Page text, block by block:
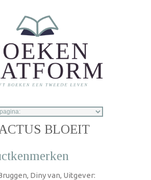
BLOEIT
Diny van, Uitgever: